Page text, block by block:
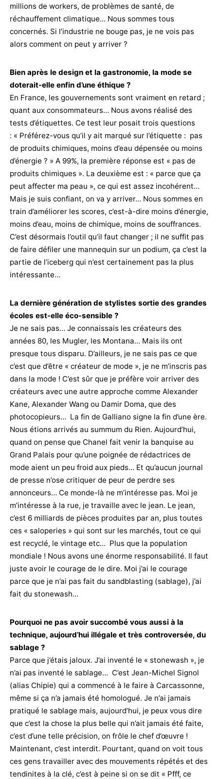
millions de workers, de problèmes de santé, de
réchauffement climatique… Nous sommes tous
concernés. Si l’industrie ne bouge pas, je ne vois pas
alors comment on peut y arriver ?
Bien après le design et la gastronomie, la mode se
doterait-elle enfin d’une éthique ?
En France, les gouvernements sont vraiment en retard ;
quant aux consommateurs… Nous avons réalisé des
tests d’étiquettes. Ce test leur posait trois questions
: « Préférez-vous qu’il y ait marqué sur l’étiquette : pas
de produits chimiques, moins d’eau dépensée ou moins
d’énergie ? » A 99%, la première réponse est « pas de
produits chimiques ». La deuxième est : « parce que ça
peut affecter ma peau », ce qui est assez incohérent…
Mais je suis confiant, on va y arriver… Nous sommes en
train d’améliorer les scores, c’est-à-dire moins d’énergie,
moins d’eau, moins de chimique, moins de souffrances.
C’est désormais l’outil qu’il faut changer ; il ne suffit pas
de faire défiler une mannequin sur un podium, ça c’est la
partie de l’iceberg qui n’est certainement pas la plus
intéressante…
La dernière génération de stylistes sortie des grandes
écoles est-elle éco-sensible ?
Je ne sais pas… Je connaissais les créateurs des
années 80, les Mugler, les Montana… Mais ils ont
presque tous disparu. D’ailleurs, je ne sais pas ce que
c’est que d’être « créateur de mode », je ne m’inscris pas
dans la mode ! C’est sûr que je préfère voir arriver des
créateurs avec une autre approche comme Alexander
Kane, Alexander Wang ou Damir Doma, que des
photocopieurs… La fin de Galliano signe la fin d’une ère.
Nous étions arrivés au summum du Rien. Aujourd’hui,
quand on pense que Chanel fait venir la banquise au
Grand Palais pour qu’une poignée de rédactrices de
mode aient un peu froid aux pieds… Et qu’aucun journal
de presse n’ose critiquer de peur de perdre ses
annonceurs… Ce monde-là ne m’intéresse pas. Moi je
m’intéresse à la rue, je travaille avec le jean. Le jean,
c’est 6 milliards de pièces produites par an, plus toutes
ces « saloperies » qui sont sur les marchés, tout ce qui
est recyclé, le vintage etc… Plus que la population
mondiale ! Nous avons une énorme responsabilité. Il faut
juste avoir le courage de le dire. Moi j’ai le courage
parce que je n’ai pas fait du sandblasting (sablage), j’ai
fait du stonewash…
Pourquoi ne pas avoir succombé vous aussi à la
technique, aujourd’hui illégale et très controversée, du
sablage ?
Parce que j’étais jaloux. J’ai inventé le « stonewash », je
n’ai pas inventé le sablage… C’est Jean-Michel Signol
(alias Chipie) qui a commencé à le faire à Carcassonne,
même si ça n’a jamais été homologué. Je n’ai jamais
pratiqué le sablage mais, aujourd’hui, je peux vous dire
que c’est la chose la plus belle qui n’ait jamais été faite,
c’est d’une telle précision, on frôle le chef d’œuvre !
Maintenant, c’est interdit. Pourtant, quand on voit tous
ces gens travailler avec des mouvements répétés et des
tendinites à la clé, c’est à peine si on se dit « Pfff, ce